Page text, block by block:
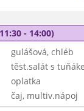
- 14:00)
gulášová, chléb
těst.salát s
oplatka
čaj, multiv.nápoj